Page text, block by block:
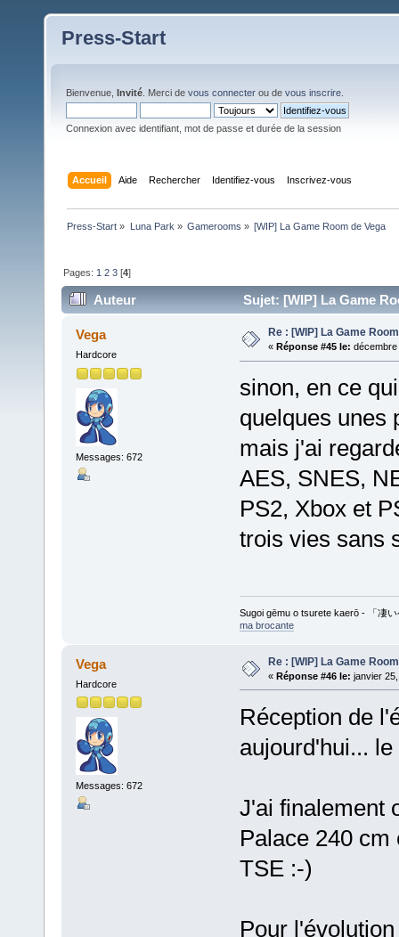
Press-Start
Bienvenue, Invité . Merci de vous connecter ou de vous inscrire
Connexion avec identifiant, mot de passe et durée de la session
Accueil Aide Rechercher Identifiez-vous Inscrivez-vous
Press-Start » Luna Park » Gamerooms » [WIP] La Game Room de Vega
Pages: 1 2 3 [4]
Auteur Sujet: [WIP] La Game
Vega
Hardcore
Messages: 672
Re : [WIP] La Game
« Réponse #45 le: décembre
sinon, en ce
quelques unes
mais j'ai
AES, SNES,
PS2, Xbox et
trois vies sans
Sugoi gēmu o tsurete kaerō - 「凄
ma brocante
Vega
Hardcore
Messages: 672
Re : [WIP] La Game
« Réponse #46 le: janvier
Réception de
aujourd'hui...
J'ai finalement
Palace 240
TSE :-)
Pour